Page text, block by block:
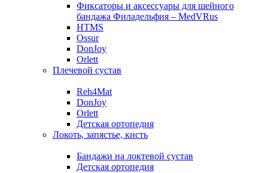
Фиксаторы и аксессуары для шейного
бандажа Филадельфия – MedVRus
HTMS
Ossur
DonJoy
Orlett
Плечевой сустав
Reh4Mat
DonJoy
Orlett
Детская ортопедия
Локоть, запястье, кисть
Бандажи на локтевой сустав
Детская ортопедия